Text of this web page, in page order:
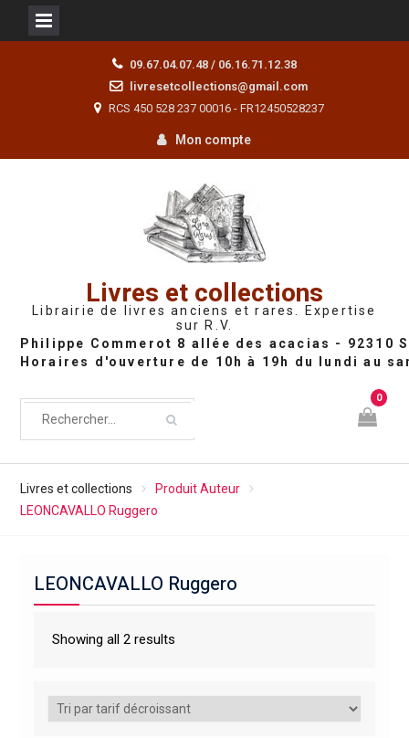
09.67.04.07.48 / 06.16.71.12.38
livresetcollections@gmail.com
RCS 450 528 237 00016 - FR12450528237
Mon compte
Livres et collections
Librairie de livres anciens et rares. Expertise
sur R.V.
0
Livres et collections
Produit Auteur
LEONCAVALLO Ruggero
LEONCAVALLO Ruggero
Showing all 2 results